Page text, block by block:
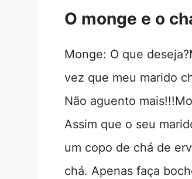
O monge e o
Monge: O que
vez que meu marido
Não aguento
Assim que o seu
um copo de chá de
chá. Apenas faça